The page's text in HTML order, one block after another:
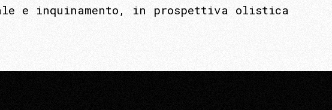
e inquinamento, in prospettiva olistica